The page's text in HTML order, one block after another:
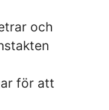
och
för att